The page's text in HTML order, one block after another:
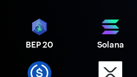
BEP 20 Solana